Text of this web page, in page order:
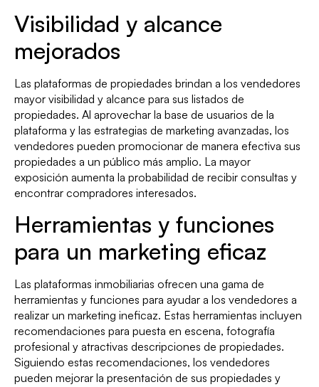
Visibilidad y alcance
mejorados
Las plataformas de propiedades brindan a los vendedores
mayor visibilidad y alcance para sus listados de
propiedades. Al aprovechar la base de usuarios de la
plataforma y las estrategias de marketing avanzadas, los
vendedores pueden promocionar de manera efectiva sus
propiedades a un público más amplio. La mayor
exposición aumenta la probabilidad de recibir consultas y
encontrar compradores interesados.
Herramientas y funciones
para un marketing eficaz
Las plataformas inmobiliarias ofrecen una gama de
herramientas y funciones para ayudar a los vendedores a
realizar un marketing ineficaz. Estas herramientas incluyen
recomendaciones para puesta en escena, fotografía
profesional y atractivas descripciones de propiedades.
Siguiendo estas recomendaciones, los vendedores
pueden mejorar la presentación de sus propiedades y